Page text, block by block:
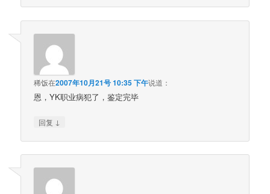
稀饭在2007年10月21号 10:35 下午说道：
恩，YK职业病犯了，鉴定完毕
回复 ↓